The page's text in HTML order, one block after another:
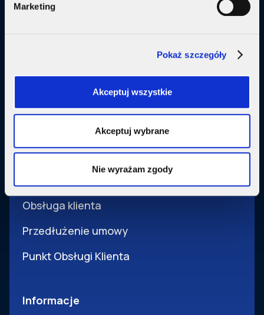
Marketing
Pokaż szczegóły
Akceptuj wszystkie
Akceptuj wybrane
Nie wyrażam zgody
Małe firmy
SupermediaGo
Pomoc i obsługa
Obsługa klienta
Przedłużenie umowy
Punkt Obsługi Klienta
Informacje